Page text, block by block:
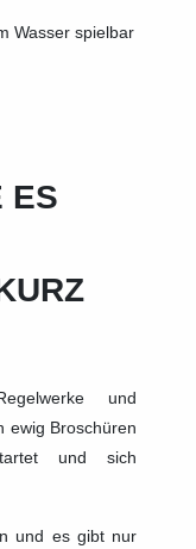
Wasser spielbar
ES
und
ewig Broschüren
und sich
und es gibt nur